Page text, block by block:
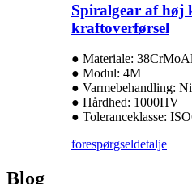
Spiralgear af
kraftoverførsel
● Materiale: 38CrMoAl
● Modul: 4M
● Varmebehandling:
● Hårdhed: 1000HV
● Toleranceklasse:
forespørgseldetalje
Blog